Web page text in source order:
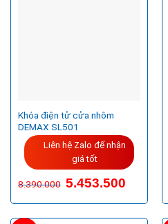
Khóa điện tử cửa nhôm
DEMAX SL501
Liên hệ Zalo để nhận
giá tốt
8.390.000 5.453.500